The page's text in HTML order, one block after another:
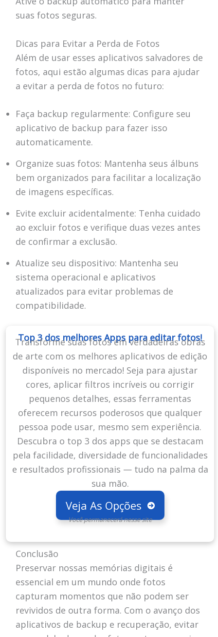
suas fotos seguras.
Dicas para Evitar a Perda de Fotos
Além de usar esses aplicativos salvadores de
fotos, aqui estão algumas dicas para ajudar
a evitar a perda de fotos no futuro:
Faça backup regularmente: Configure seu
aplicativo de backup para fazer isso
automaticamente.
Organize suas fotos: Mantenha seus álbuns
bem organizados para facilitar a localização
de imagens específicas.
Evite excluir acidentalmente: Tenha cuidado
ao excluir fotos e verifique duas vezes antes
de confirmar a exclusão.
Atualize seu dispositivo: Mantenha seu
sistema operacional e aplicativos
atualizados para evitar problemas de
compatibilidade.
Top 3 dos melhores Apps para editar fotos!
Transforme suas fotos em verdadeiras obras
de arte com os melhores aplicativos de edição
disponíveis no mercado! Seja para ajustar
cores, aplicar filtros incríveis ou corrigir
pequenos detalhes, essas ferramentas
oferecem recursos poderosos que qualquer
pessoa pode usar, mesmo sem experiência.
Descubra o top 3 dos apps que se destacam
pela facilidade, diversidade de funcionalidades
e resultados profissionais — tudo na palma da
sua mão.
Veja As Opções
Você permanecerá nesse site
Conclusão
Preservar nossas memórias digitais é
essencial em um mundo onde fotos
capturam momentos que não podem ser
revividos de outra forma. Com o avanço dos
aplicativos de backup e recuperação, evitar